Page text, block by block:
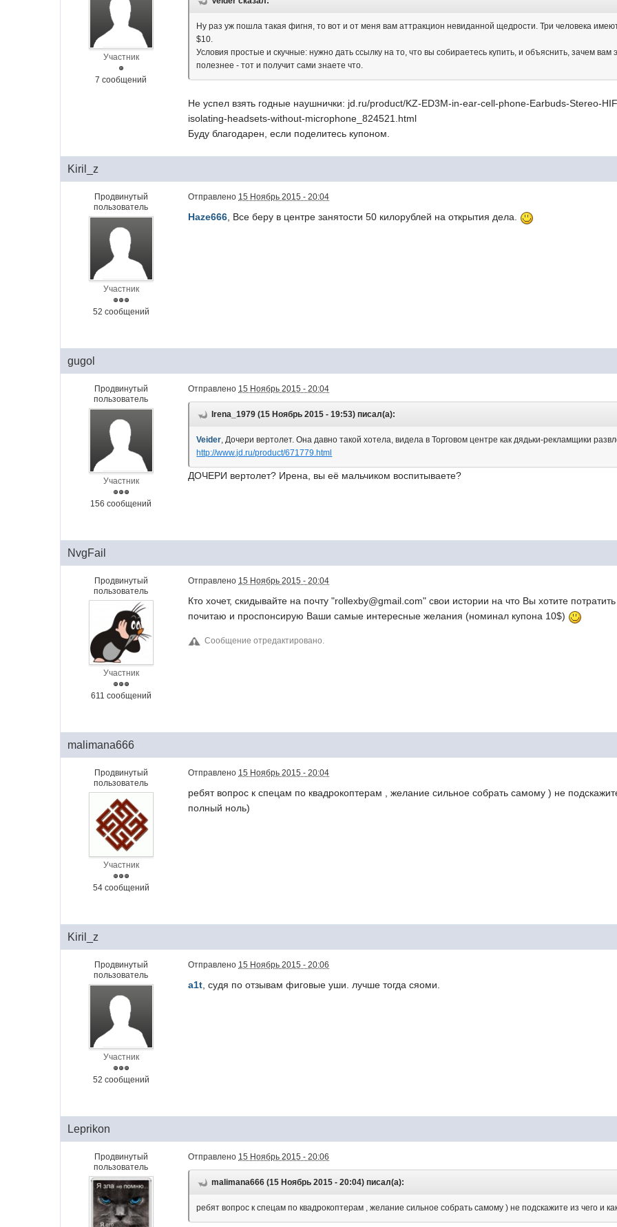
Участник
7 сообщений
Ну раз уж пошла такая фигня, то вот и от меня вам аттракцион невиданной щедрости. Три человека
$10.
Условия простые и скучные: нужно дать ссылку на то, что вы собираетесь купить, и объяснить, зачем
полезнее - тот и получит сами знаете что.
Не успел взять годные наушнички: jd.ru/product/KZ-ED3M-in-ear-cell-phone-Earbuds-Stereo-
isolating-headsets-without-microphone_824521.html
Буду благодарен, если поделитесь купоном.
Kiril_z
Продвинутый
пользователь
Участник
52 сообщений
Отправлено 15 Ноябрь 2015 - 20:04
Haze666, Все беру в центре занятости 50 килорублей на открытия дела.
gugol
Продвинутый
пользователь
Участник
156 сообщений
Отправлено 15 Ноябрь 2015 - 20:04
Irena_1979 (15 Ноябрь 2015 - 19:53) писал(а):
Veider, Дочери вертолет. Она давно такой хотела, видела в Торговом центре как дядьки-рекламщики
http://www.jd.ru/product/671779.html
ДОЧЕРИ вертолет? Ирена, вы её мальчиком воспитываете?
NvgFail
Продвинутый
пользователь
Участник
611 сообщений
Отправлено 15 Ноябрь 2015 - 20:04
Кто хочет, скидывайте на почту "rollexby@gmail.com" свои истории на что Вы хотите
почитаю и проспонсирую Ваши самые интересные желания (номинал купона 10$)
Сообщение отредактировано.
malimana666
Продвинутый
пользователь
Участник
54 сообщений
Отправлено 15 Ноябрь 2015 - 20:04
ребят вопрос к спецам по квадрокоптерам , желание сильное собрать самому ) не
полный ноль)
Kiril_z
Продвинутый
пользователь
Участник
52 сообщений
Отправлено 15 Ноябрь 2015 - 20:06
a1t, судя по отзывам фиговые уши. лучше тогда сяоми.
Leprikon
Продвинутый
пользователь
Отправлено 15 Ноябрь 2015 - 20:06
malimana666 (15 Ноябрь 2015 - 20:04) писал(а):
ребят вопрос к спецам по квадрокоптерам , желание сильное собрать самому ) не подскажите из чего и